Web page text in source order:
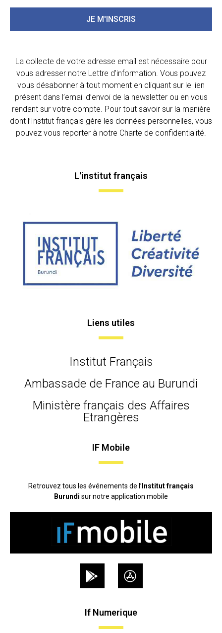
JE M'INSCRIS
La collecte de votre adresse email est nécessaire pour
vous adresser notre Lettre d’information. Vous pouvez
vous désabonner à tout moment en cliquant sur le lien
présent dans l’email d’envoi de la newsletter ou en vous
rendant sur votre compte. Pour tout savoir sur la manière
dont l’Institut français gère les données personnelles, vous
pouvez vous reporter à notre Charte de confidentialité.
L'institut français
Liens utiles
Institut Français
Ambassade de France au Burundi
Ministère français des Affaires
Etrangères
IF Mobile
Retrouvez tous les événements de l’ Institut français
Burundi sur notre application mobile
If Numerique